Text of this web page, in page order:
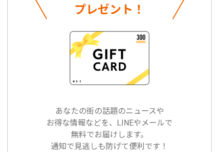
プレゼント！
あなたの街の話題のニュースや
お得な情報などを、LINEやメールで
無料でお届けします。
通知で見逃しも防げて便利です！